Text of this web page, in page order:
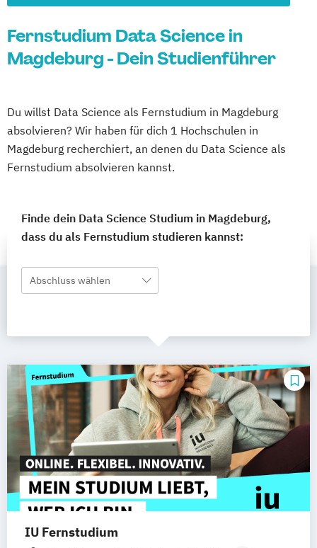
Fernstudium Data Science in
Magdeburg - Dein Studienführer
Du willst Data Science als Fernstudium in Magdeburg
absolvieren? Wir haben für dich 1 Hochschulen in
Magdeburg recherchiert, an denen du Data Science als
Fernstudium absolvieren kannst.
Finde dein Data Science Studium in Magdeburg,
dass du als Fernstudium studieren kannst:
Abschluss wählen
IU Fernstudium